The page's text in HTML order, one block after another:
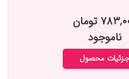
تومان
ناموجود
جزئیات محصول